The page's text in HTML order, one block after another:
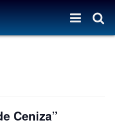
Ceniza”